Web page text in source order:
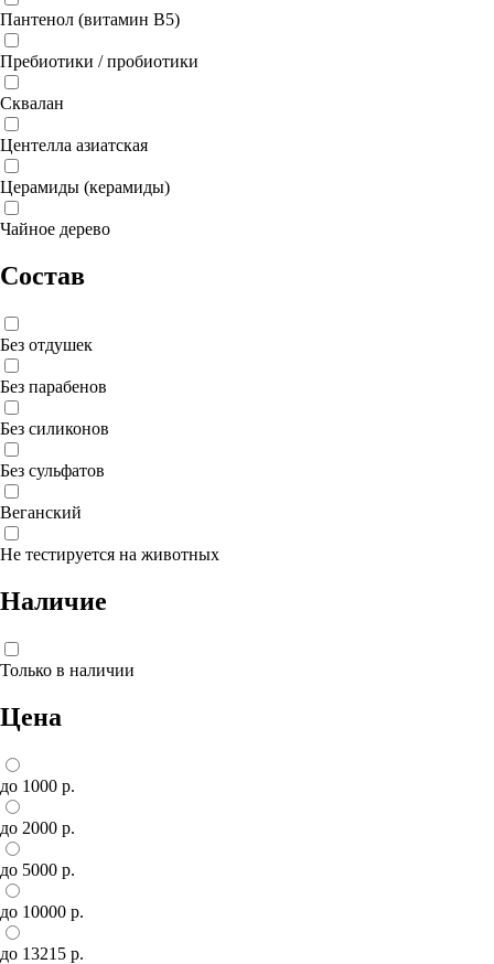
Пантенол (витамин B5)
Пребиотики / пробиотики
Сквалан
Центелла азиатская
Церамиды (керамиды)
Чайное дерево
Состав
Без отдушек
Без парабенов
Без силиконов
Без сульфатов
Веганский
Не тестируется на животных
Наличие
Только в наличии
Цена
до 1000 р.
до 2000 р.
до 5000 р.
до 10000 р.
до 13215 р.